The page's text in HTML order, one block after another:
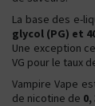
La base des e-
glycol (PG) et
Une exception
VG pour le taux
Vampire Vape
de nicotine de